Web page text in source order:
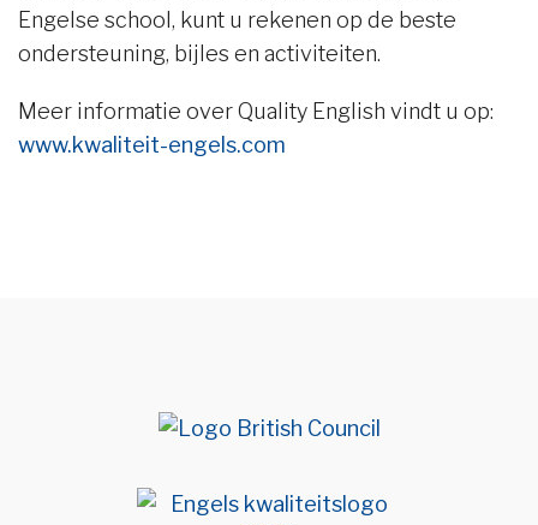
Engelse school, kunt u rekenen op de beste
ondersteuning, bijles en activiteiten.
Meer informatie over Quality English vindt u op:
www.kwaliteit-engels.com